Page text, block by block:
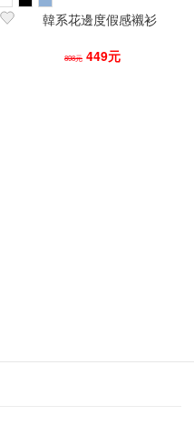
韓系花邊度假感襯衫
898元 449元